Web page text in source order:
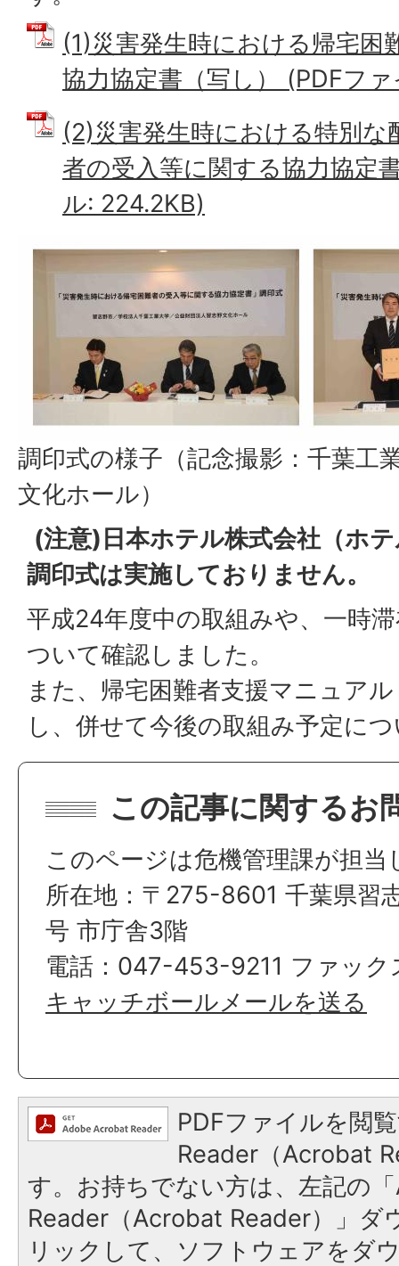
(1)災害発生時における帰宅困
協力協定書（写し） (PDFフ
(2)災害発生時における特別な
者の受入等に関する協力協定
ル: 224.2KB)
調印式の様子（記念撮影：千葉工
文化ホール）
(注意)日本ホテル株式会社（ホ
調印式は実施しておりません。
平成24年度中の取組みや、一時
ついて確認しました。
また、帰宅困難者支援マニュア
し、併せて今後の取組み予定に
この記事に関するお
このページは危機管理課が担当
所在地：〒275-8601 千葉県習
号 市庁舎3階
電話：047-453-9211 ファッ
キャッチボールメールを送る
PDFファイルを閲
Reader（Acrobat
す。お持ちでない方は、左記の
Reader（Acrobat Reader）」ダ
リックして、ソフトウェアをダ